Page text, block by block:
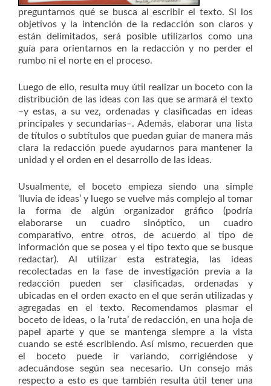
preguntarnos qué se busca al escribir el texto. Si los
objetivos y la intención de la redacción son claros y
están delimitados, será posible utilizarlos como una
guía para orientarnos en la redacción y no perder el
rumbo ni el norte en el proceso.
Luego de ello, resulta muy útil realizar un boceto con la
distribución de las ideas con las que se armará el texto
–y estas, a su vez, ordenadas y clasificadas en ideas
principales y secundarias–. Además, elaborar una lista
de títulos o subtítulos que puedan guiar de manera más
clara la redacción puede ayudarnos para mantener la
unidad y el orden en el desarrollo de las ideas.
Usualmente, el boceto empieza siendo una simple
‘lluvia de ideas’ y luego se vuelve más complejo al tomar
la forma de algún organizador gráfico (podría
elaborarse un cuadro sinóptico, un cuadro
comparativo, entre otros, de acuerdo al tipo de
información que se posea y el tipo texto que se busque
redactar). Al utilizar esta estrategia, las ideas
recolectadas en la fase de investigación previa a la
redacción pueden ser clasificadas, ordenadas y
ubicadas en el orden exacto en el que serán utilizadas y
agregadas en el texto. Recomendamos plasmar el
boceto de ideas, o la ‘ruta’ de redacción, en una hoja de
papel aparte y que se mantenga siempre a la vista
cuando se esté escribiendo. Así mismo, recuerden que
el boceto puede ir variando, corrigiéndose y
adecuándose según sea necesario. Un consejo más
respecto a esto es que también resulta útil tener una